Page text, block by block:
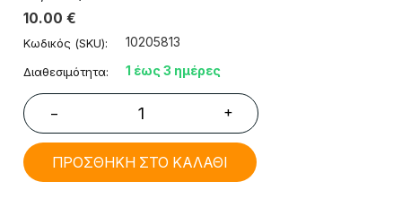
10.00 €
Κωδικός (SKU): 10205813
Διαθεσιμότητα: 1 έως 3 ημέρες
− +
ΠΡΟΣΘΗΚΗ ΣΤΟ ΚΑΛΑΘΙ